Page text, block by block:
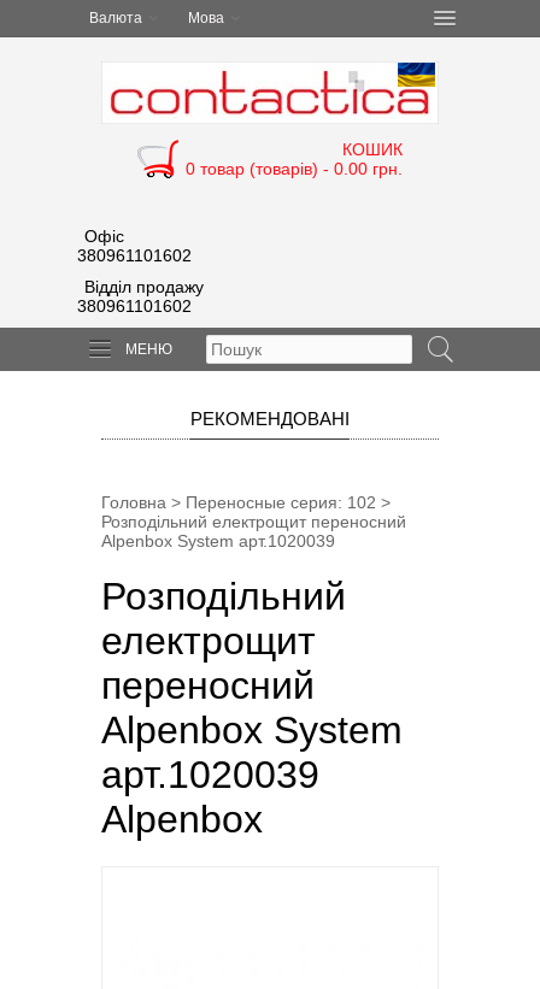
Валюта Мова
КОШИК
0 товар (товарів) - 0.00 грн.
Офіс
380961101602
Відділ продажу
380961101602
МЕНЮ
РЕКОМЕНДОВАНІ
Головна > Переносные cерия: 102 >
Розподільний електрощит переносний
Alpenbox System арт.1020039
Розподільний
електрощит
переносний
Alpenbox System
арт.1020039
Alpenbox